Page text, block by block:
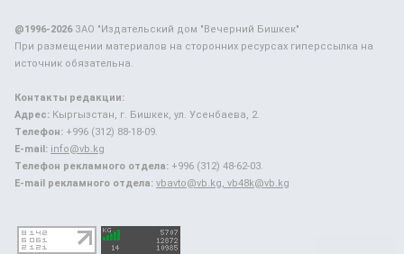
@1996-2026ЗАО "Издательский дом "Вечерний Бишкек"
При размещении материалов на сторонних ресурсах гиперссылка на
источник обязательна.
Контакты редакции:
Адрес: Кыргызстан, г. Бишкек, ул. Усенбаева, 2.
Телефон: +996 (312) 88-18-09.
E-mail: info@vb.kg
Телефон рекламного отдела: +996 (312) 48-62-03.
E-mail рекламного отдела: vbavto@vb.kg, vb48k@vb.kg